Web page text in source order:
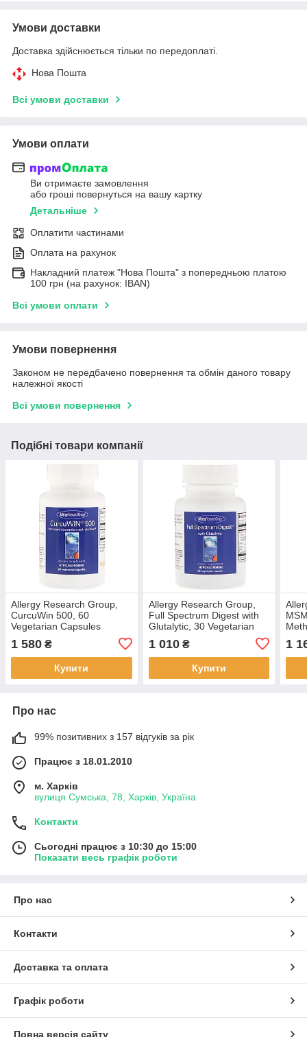
Умови доставки
Доставка здійснюється тільки по передоплаті.
Нова Пошта
Всі умови доставки
Умови оплати
Ви отримаєте замовлення
або гроші повернуться на вашу картку
Детальніше
Оплатити частинами
Оплата на рахунок
Накладний платеж "Нова Пошта" з попередньою платою
100 грн (на рахунок: IBAN)
Всі умови оплати
Умови повернення
Законом не передбачено повернення та обмін даного товару
належної якості
Всі умови повернення
Подібні товари компанії
Allergy Research Group,
CurcuWin 500, 60
Vegetarian Capsules
1 580 ₴
Купити
Allergy Research Group,
Full Spectrum Digest with
Glutalytic, 30 Vegetarian
1 010₴
Купити
1
Про нас
99% позитивних з 157 відгуків за рік
Працює з 18.01.2010
м. Харків
вулиця Сумська, 78, Харків, Україна
Контакти
Сьогодні працює з 10:30 до 15:00
Показати весь графік роботи
Про нас
Контакти
Доставка та оплата
Графік роботи
Повна версія сайту